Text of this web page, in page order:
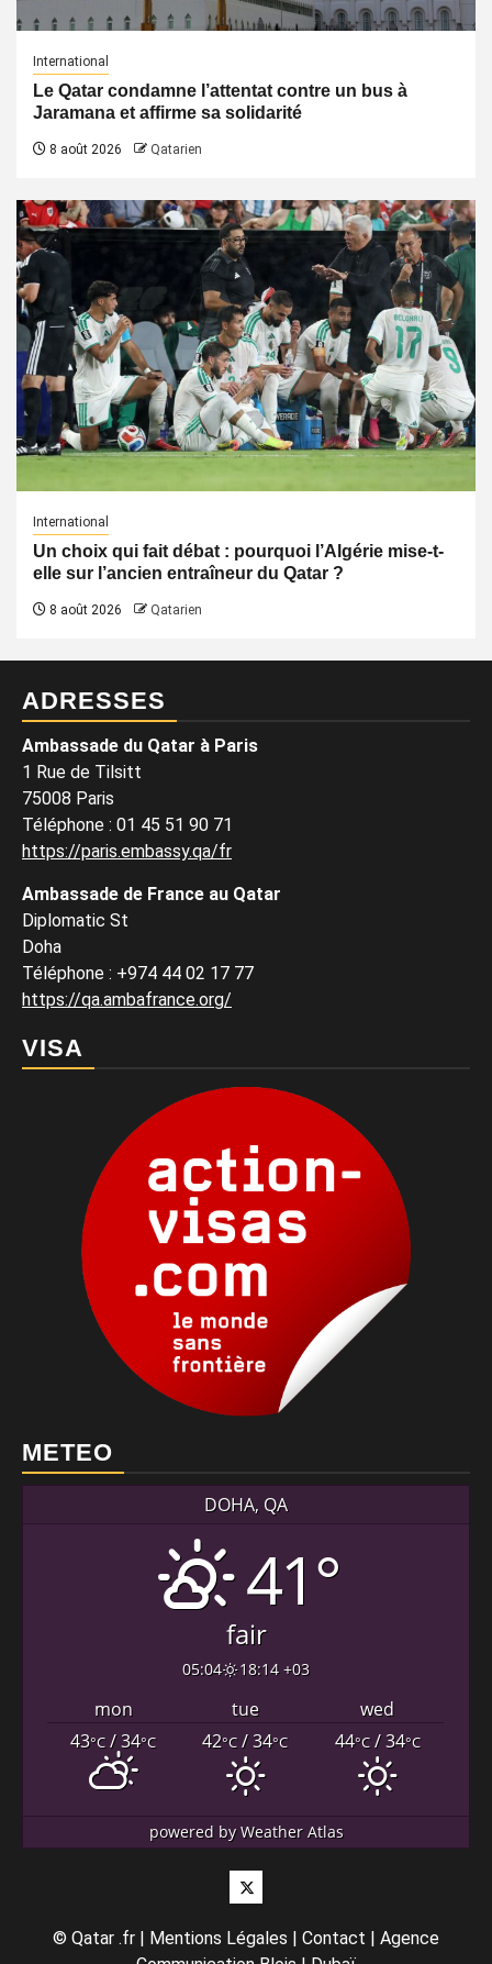
International
Le Qatar condamne l’attentat contre un bus à
Jaramana et affirme sa solidarité
8 août 2026 Qatarien
International
Un choix qui fait débat : pourquoi l’Algérie mise-t-
elle sur l’ancien entraîneur du Qatar ?
8 août 2026 Qatarien
ADRESSES
Ambassade du Qatar à Paris
1 Rue de Tilsitt
75008 Paris
Téléphone : 01 45 51 90 71
https://paris.embassy.qa/fr
Ambassade de France au Qatar
Diplomatic St
Doha
Téléphone : +974 44 02 17 77
https://qa.ambafrance.org/
VISA
METEO
DOHA, QA
41°
fair
05:04 18:14 +03
mon tue
wed
43°C/ 34°C 42°C/ 34°C 44°C/ 34°C
powered byWeather Atlas
Twitter
© Qatar .fr | Mentions Légales | Contact | Agence